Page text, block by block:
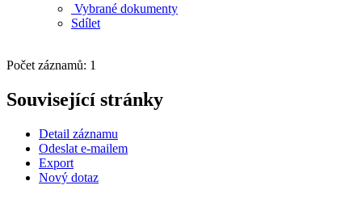
Vybrané dokumenty
Sdílet
Počet záznamů: 1
Související stránky
Detail záznamu
Odeslat e-mailem
Export
Nový dotaz